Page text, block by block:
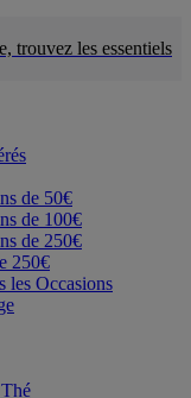
trouvez les essentiels
de 50€
de 100€
de 250€
250€
les Occasions